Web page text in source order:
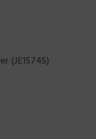
(JE15745)